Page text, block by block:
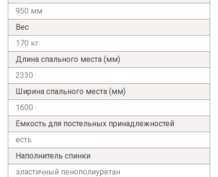
950 мм
Вес
170 кг
Длина спального места (мм)
2330
Ширина спального места (мм)
1600
Емкость для постельных принадлежностей
есть
Наполнитель спинки
эластичный пенополиуретан